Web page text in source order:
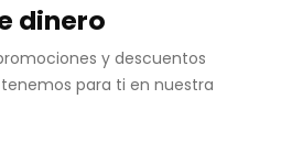
dinero
y descuentos
para ti en nuestra